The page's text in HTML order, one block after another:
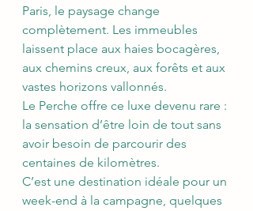
Paris, le paysage change
complètement. Les immeubles
laissent place aux haies bocagères,
aux chemins creux, aux forêts et aux
vastes horizons vallonnés.
Le Perche offre ce luxe devenu rare :
la sensation d’être loin de tout sans
avoir besoin de parcourir des
centaines de kilomètres.
C’est une destination idéale pour un
week-end à la campagne, quelques